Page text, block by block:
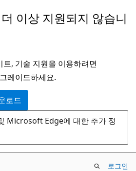
이상 지원되지 않습니
, 기술 지원을 이용하려면
레이드하세요.
로드
Microsoft Edge에 대한 추가 정
로그인